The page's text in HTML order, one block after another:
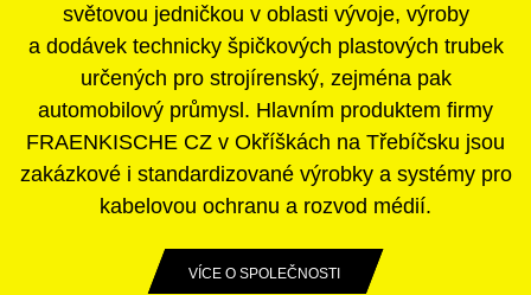
světovou jedničkou v oblasti vývoje, výroby
a dodávek technicky špičkových plastových trubek
určených pro strojírenský, zejména pak
automobilový průmysl. Hlavním produktem firmy
FRAENKISCHE CZ v Okříškách na Třebíčsku jsou
zakázkové i standardizované výrobky a systémy pro
kabelovou ochranu a rozvod médií.
VÍCE O SPOLEČNOSTI